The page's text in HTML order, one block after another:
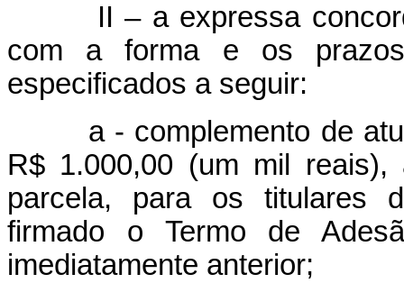
II – a expressa
com a forma e os
especificados a seguir:
a - complemento de
R$ 1.000,00 (um mil
parcela, para os titulares
firmado o Termo de
imediatamente anterior;